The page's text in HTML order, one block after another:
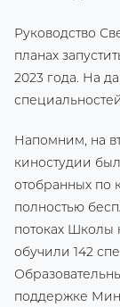
Руководство
планах
2023 года. На
Напомним, на
киностудии
отобранных по
полностью
потоках Школы
обучили 142
поддержке